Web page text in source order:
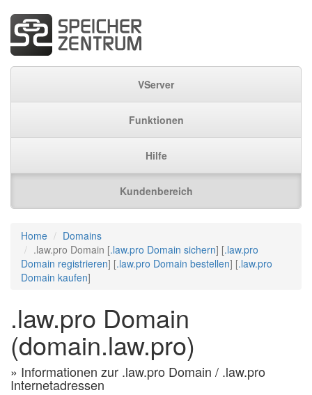
VServer
Funktionen
Hilfe
Kundenbereich
Home
Domains
.law.pro Domain [.law.pro Domain sichern] [.law.pro
Domain registrieren] [.law.pro Domain bestellen] [.law.pro
Domain kaufen]
.law.pro Domain
(domain.law.pro)
» Informationen zur .law.pro Domain / .law.pro
Internetadressen